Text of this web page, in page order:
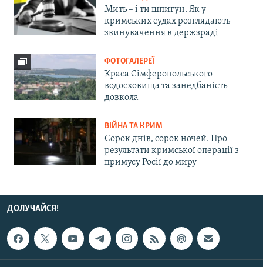
Мить – і ти шпигун. Як у
кримських судах розглядають
звинувачення в держзраді
ФОТОГАЛЕРЕЇ
Краса Сімферопольського
водосховища та занедбаність
довкола
ВІЙНА ТА КРИМ
Сорок днів, сорок ночей. Про
результати кримської операції з
примусу Росії до миру
ДОЛУЧАЙСЯ!